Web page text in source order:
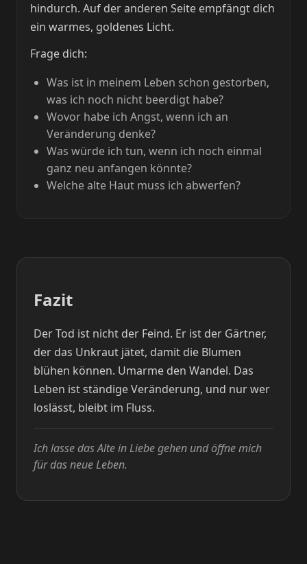
hindurch. Auf der anderen Seite empfängt dich
ein warmes, goldenes Licht.
Frage dich:
Was ist in meinem Leben schon gestorben,
was ich noch nicht beerdigt habe?
Wovor habe ich Angst, wenn ich an
Veränderung denke?
Was würde ich tun, wenn ich noch einmal
ganz neu anfangen könnte?
Welche alte Haut muss ich abwerfen?
Fazit
Der Tod ist nicht der Feind. Er ist der Gärtner,
der das Unkraut jätet, damit die Blumen
blühen können. Umarme den Wandel. Das
Leben ist ständige Veränderung, und nur wer
loslässt, bleibt im Fluss.
Ich lasse das Alte in Liebe gehen und öffne mich
für das neue Leben.